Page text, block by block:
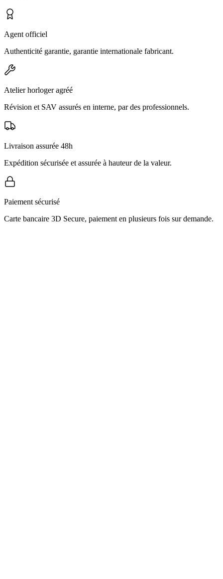
Agent officiel
Authenticité garantie, garantie internationale fabricant.
Atelier horloger agréé
Révision et SAV assurés en interne, par des professionnels.
Livraison assurée 48h
Expédition sécurisée et assurée à hauteur de la valeur.
Paiement sécurisé
Carte bancaire 3D Secure, paiement en plusieurs fois sur demande.